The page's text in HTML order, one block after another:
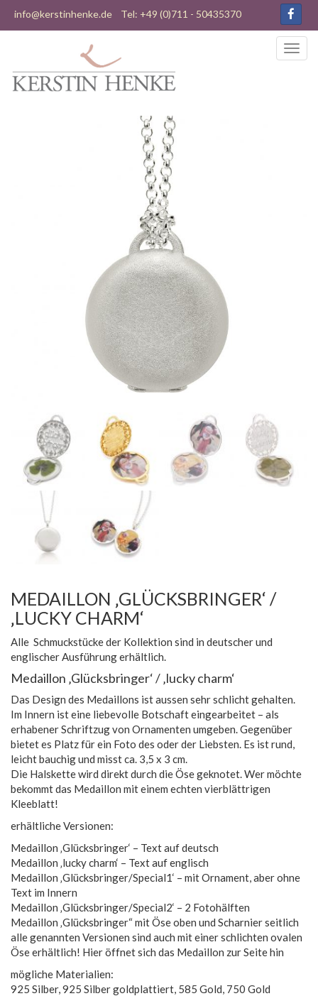
info@kerstinhenke.de Tel: +49 (0)711 - 50435370
MEDAILLON ‚GLÜCKSBRINGER‘ /
‚LUCKY CHARM‘
Alle Schmuckstücke der Kollektion sind in deutscher und
englischer Ausführung erhältlich.
Medaillon ‚Glücksbringer‘ / ‚lucky charm‘
Das Design des Medaillons ist aussen sehr schlicht gehalten.
Im Innern ist eine liebevolle Botschaft eingearbeitet – als
erhabener Schriftzug von Ornamenten umgeben. Gegenüber
bietet es Platz für ein Foto des oder der Liebsten. Es ist rund,
leicht bauchig und misst ca. 3,5 x 3 cm.
Die Halskette wird direkt durch die Öse geknotet. Wer möchte
bekommt das Medaillon mit einem echten vierblättrigen
Kleeblatt!
erhältliche Versionen:
Medaillon ‚Glücksbringer‘ – Text auf deutsch
Medaillon ‚lucky charm‘ – Text auf englisch
Medaillon ‚Glücksbringer/Special1‘ – mit Ornament, aber ohne
Text im Innern
Medaillon ‚Glücksbringer/Special2‘ – 2 Fotohälften
Medaillon ‚Glücksbringer“ mit Öse oben und Scharnier seitlich
alle genannten Versionen sind auch mit einer schlichten ovalen
Öse erhältlich! Hier öffnet sich das Medaillon zur Seite hin
mögliche Materialien:
925 Silber, 925 Silber goldplattiert, 585 Gold, 750 Gold